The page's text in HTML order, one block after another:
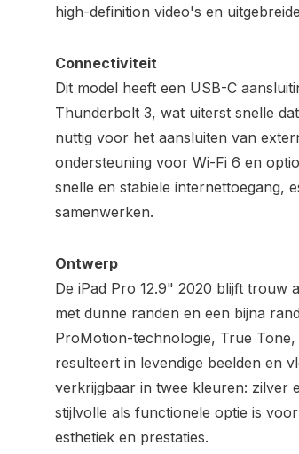
high-definition video's en
Connectiviteit
Dit model heeft een USB-C
Thunderbolt 3, wat uiterst snelle
nuttig voor het aansluiten van
ondersteuning voor Wi-Fi 6 en
snelle en stabiele internettoegang,
samenwerken.
Ontwerp
De iPad Pro 12.9" 2020 blijft trouw
met dunne randen en een bijna
ProMotion-technologie, True
resulteert in levendige beelden en
verkrijgbaar in twee kleuren: zilver
stijlvolle als functionele optie is
esthetiek en prestaties.